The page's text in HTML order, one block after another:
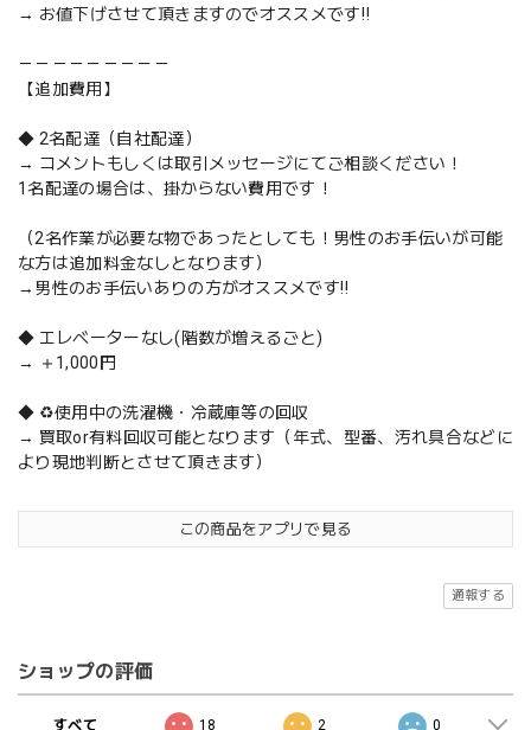
→ お値下げさせて頂きますのでオススメです‼️
－－－－－－－－－
【追加費用】
◆ 2名配達（自社配達）
→ コメントもしくは取引メッセージにてご相談ください！
1名配達の場合は、掛からない費用です！
（2名作業が必要な物であったとしても！男性のお手伝いが可能
な方は追加料金なしとなります）
→男性のお手伝いありの方がオススメです‼️
◆ エレベーターなし(階数が増えるごと)
→ ＋1,000円
◆ ♻️使用中の洗濯機・冷蔵庫等の回収
→ 買取or有料回収可能となります（年式、型番、汚れ具合などに
より現地判断とさせて頂きます）
この商品をアプリで見る
通報する
ショップの評価
すべて 18 2 0